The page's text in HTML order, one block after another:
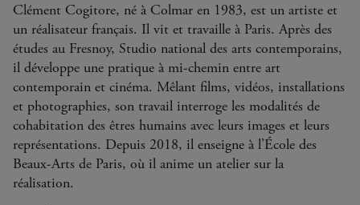
Clément Cogitore, né à Colmar en 1983, est un artiste et
un réalisateur français. Il vit et travaille à Paris. Après des
études au Fresnoy, Studio national des arts contemporains,
il développe une pratique à mi-chemin entre art
contemporain et cinéma. Mêlant films, vidéos, installations
et photographies, son travail interroge les modalités de
cohabitation des êtres humains avec leurs images et leurs
représentations. Depuis 2018, il enseigne à l’École des
Beaux-Arts de Paris, où il anime un atelier sur la
réalisation.